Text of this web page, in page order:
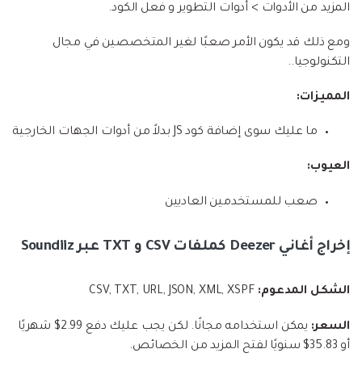
المزيد من الأدوات > أدوات التطوير و فعل الكود.
ومع ذلك قد يكون الأمر صعبًا لغير المتخصصين في مجال
التكنولوجيا..
المميزات:
ما عليك سوى إضافة كود JS بدلاً من أدوات الجهات الخارجية
العيوب:
صعب للمستخدمين العاديين
إخراج أغاني Deezer كملفات CSV و TXT عبر Soundiiz
الشكل المدعوم:
السعر:
يمكن استخدامه مجانًا. لكن يجب عليك دفع 2.99$ شهريًا
أو 35.83$ سنويًا لفتح المزيد من الخصائص.